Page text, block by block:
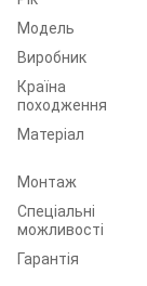
Модель
Виробник
Країна
походження
Матеріал
Монтаж
Спеціальні
можливості
Гарантія